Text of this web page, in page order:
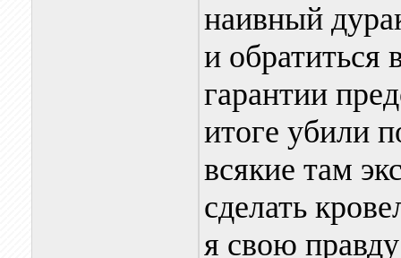
наивный
и обратиться
гарантии
итоге убили
всякие там
сделать
я свою